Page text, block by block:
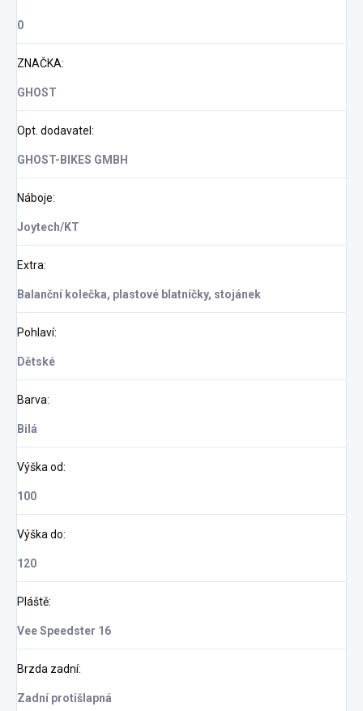
0
ZNAČKA:
GHOST
Opt. dodavatel :
GHOST-BIKES GMBH
Náboje:
Joytech/KT
Extra:
Balanční kolečka, plastové blatníčky, stojánek
Pohlaví:
Dětské
Barva:
Bilá
Výška od:
100
Výška do:
120
Pláště:
Vee Speedster 16
Brzda zadní:
Zadní protišlapná